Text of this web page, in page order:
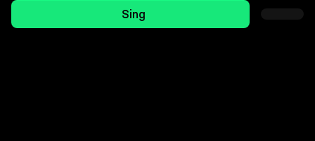
Sing